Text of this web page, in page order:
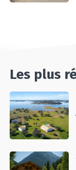
Les plus